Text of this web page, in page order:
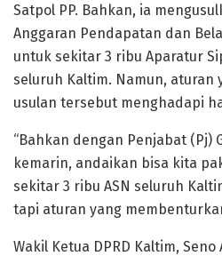
Satpol PP. Bahkan, ia
Anggaran Pendapatan dan
untuk sekitar 3 ribu Aparatur
seluruh Kaltim. Namun, aturan
usulan tersebut menghadapi
“Bahkan dengan Penjabat (Pj)
kemarin, andaikan bisa kita
sekitar 3 ribu ASN seluruh
tapi aturan yang
Wakil Ketua DPRD Kaltim,